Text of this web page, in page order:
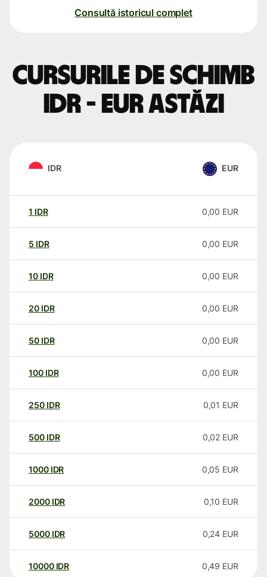
Consultă istoricul complet
Cursurile de schimb
IDR - EUR astăzi
IDR EUR
1 IDR 0,00 EUR
5 IDR 0,00 EUR
10 IDR 0,00 EUR
20 IDR 0,00 EUR
50 IDR 0,00 EUR
100 IDR 0,00 EUR
250 IDR 0,01 EUR
500 IDR 0,02 EUR
1000 IDR 0,05 EUR
2000 IDR 0,10 EUR
5000 IDR 0,24 EUR
10000 IDR 0,49 EUR